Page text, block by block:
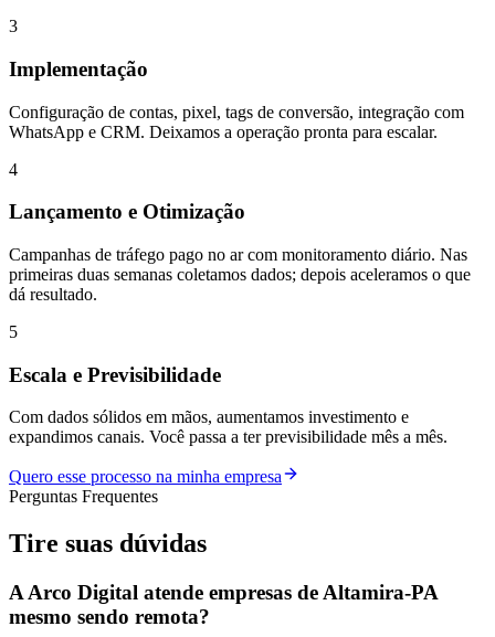
3
Implementação
Configuração de contas, pixel, tags de conversão, integração com
WhatsApp e CRM. Deixamos a operação pronta para escalar.
4
Lançamento e Otimização
Campanhas de tráfego pago no ar com monitoramento diário. Nas
primeiras duas semanas coletamos dados; depois aceleramos o que
dá resultado.
5
Escala e Previsibilidade
Com dados sólidos em mãos, aumentamos investimento e
expandimos canais. Você passa a ter previsibilidade mês a mês.
Quero esse processo na minha empresa
Perguntas Frequentes
Tire suas dúvidas
A Arco Digital atende empresas de Altamira-PA
mesmo sendo remota?